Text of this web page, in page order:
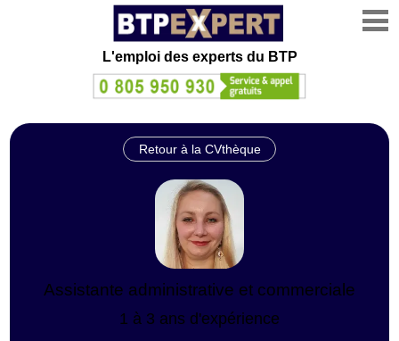
L'emploi des experts du BTP
Retour à la CVthèque
Assistante administrative et commerciale
1 à 3 ans d'expérience